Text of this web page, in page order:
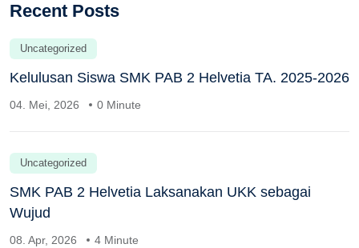
Recent Posts
Uncategorized
Kelulusan Siswa SMK PAB 2 Helvetia TA. 2025-2026
04. Mei, 2026 0 Minute
Uncategorized
SMK PAB 2 Helvetia Laksanakan UKK sebagai
Wujud
08. Apr, 2026 4 Minute